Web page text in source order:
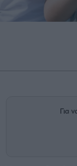
Για